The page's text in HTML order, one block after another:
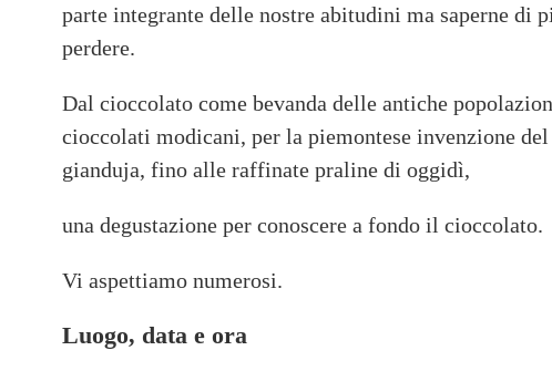
parte integrante delle nostre abitudini ma saperne di
perdere.
Dal cioccolato come bevanda delle antiche
cioccolati modicani, per la piemontese invenzione del
gianduja, fino alle raffinate praline di oggidì,
una degustazione per conoscere a fondo il cioccolato.
Vi aspettiamo numerosi.
Luogo, data e ora